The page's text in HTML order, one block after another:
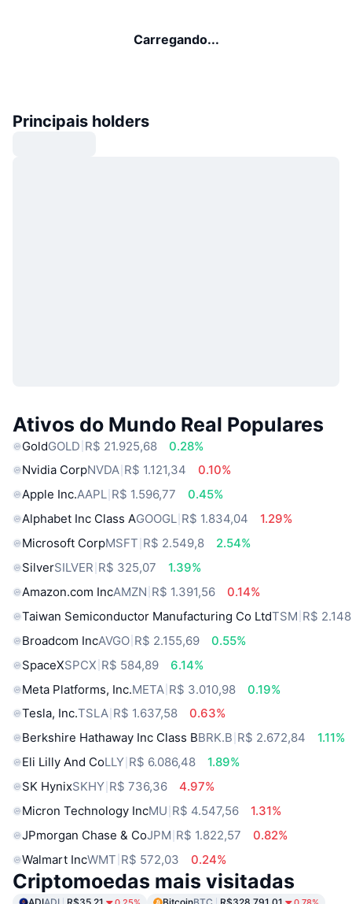
Carregando...
Principais holders
Ativos do Mundo Real Populares
GoldGOLD R$ 21.925,68
0.28%
Nvidia CorpNVDA R$ 1.121,34
0.10%
Apple Inc.AAPL R$ 1.596,77
0.45%
Alphabet Inc Class AGOOGL R$ 1.834,04
1.29%
Microsoft CorpMSFT R$ 2.549,8
2.54%
SilverSILVER R$ 325,07
1.39%
Amazon.com IncAMZN R$ 1.391,56
0.14%
Taiwan Semiconductor Manufacturing Co LtdTSM R$
Broadcom IncAVGO R$ 2.155,69
0.55%
SpaceXSPCX R$ 584,89
6.14%
Meta Platforms, Inc.META R$ 3.010,98
0.19%
Tesla, Inc.TSLA R$ 1.637,58
0.63%
Berkshire Hathaway Inc Class BBRK.B R$ 2.672,84
1.11%
Eli Lilly And CoLLY R$ 6.086,48
1.89%
SK HynixSKHY R$ 736,36
4.97%
Micron Technology IncMU R$ 4.547,56
1.31%
JPmorgan Chase & CoJPM R$ 1.822,57
0.82%
Walmart IncWMT R$ 572,03 0.24%
Criptomoedas mais visitadas